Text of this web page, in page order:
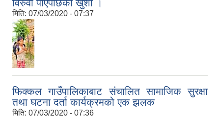
विरुवा पाएपछिको खुशी ।
मिति: 07/03/2020 - 07:37
फिक्कल गाउँपालिकाबाट संचालित सामाजिक सुरक्षा
तथा घटना दर्ता कार्यक्रमको एक झलक
मिति: 07/03/2020 - 07:36